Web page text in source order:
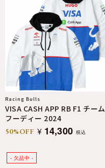
Racing Bulls
VISA CASH APP RB F1 チーム
フーディー 2024
50%OFF ¥ 14,300 税込